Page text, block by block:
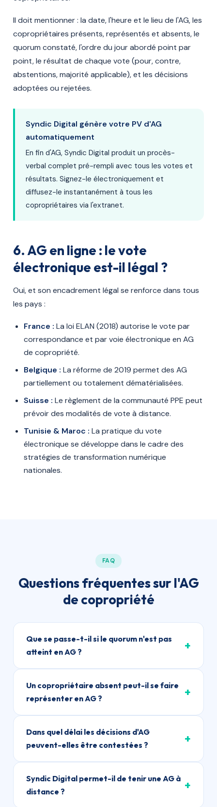
Il doit mentionner : la date, l'heure et le lieu de l'AG, les
copropriétaires présents, représentés et absents, le
quorum constaté, l'ordre du jour abordé point par
point, le résultat de chaque vote (pour, contre,
abstentions, majorité applicable), et les décisions
adoptées ou rejetées.
Syndic Digital génère votre PV d'AG
automatiquement
En fin d'AG, Syndic Digital produit un procès-
verbal complet pré-rempli avec tous les votes et
résultats. Signez-le électroniquement et
diffusez-le instantanément à tous les
copropriétaires via l'extranet.
6. AG en ligne : le vote
électronique est-il légal ?
Oui, et son encadrement légal se renforce dans tous
les pays :
France : La loi ELAN (2018) autorise le vote par
correspondance et par voie électronique en AG
de copropriété.
Belgique : La réforme de 2019 permet des AG
partiellement ou totalement dématérialisées.
Suisse : Le règlement de la communauté PPE peut
prévoir des modalités de vote à distance.
Tunisie & Maroc : La pratique du vote
électronique se développe dans le cadre des
stratégies de transformation numérique
nationales.
FAQ
Questions fréquentes sur l'AG
de copropriété
Que se passe-t-il si le quorum n'est pas
atteint en AG ?
Un copropriétaire absent peut-il se faire
représenter en AG ?
Dans quel délai les décisions d'AG
peuvent-elles être contestées ?
Syndic Digital permet-il de tenir une AG à
distance ?